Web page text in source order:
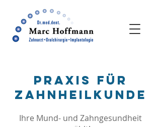
PRAXIS FÜR
ZAHNHEILKUNDE
Ihre Mund- und Zahngesundheit